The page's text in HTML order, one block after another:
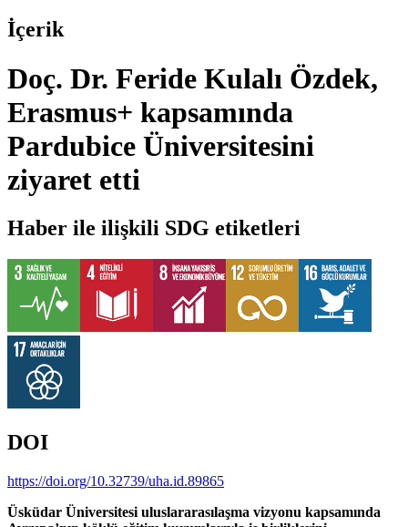
İçerik
Doç. Dr. Feride Kulalı Özdek,
Erasmus+ kapsamında
Pardubice Üniversitesini
ziyaret etti
Haber ile ilişkili SDG etiketleri
DOI
https://doi.org/10.32739/uha.id.89865
Üsküdar Üniversitesi uluslararasılaşma vizyonu kapsamında